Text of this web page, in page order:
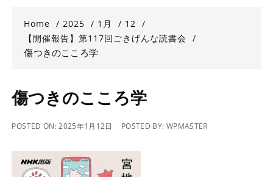
Home 2025 1月
12
【開催報告】第117回ごきげんな読書会
傷つきのこころ学
傷つきのこころ学
POSTED ON:2025年1月12日 POSTED BY: WPMASTER